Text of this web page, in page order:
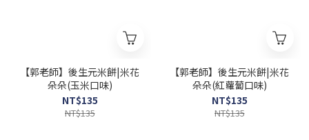
【郭老師】後生元米餅|米花
朵朵(玉米口味)
NT$135
NT$135
【郭老師】後生元米餅|米花
朵朵(紅蘿蔔口味)
NT$135
NT$135